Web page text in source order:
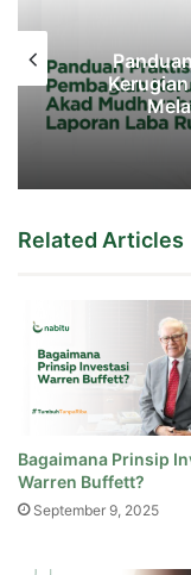
Related Articles
Bagaimana Prinsip
Warren Buffett?
September 9, 2025